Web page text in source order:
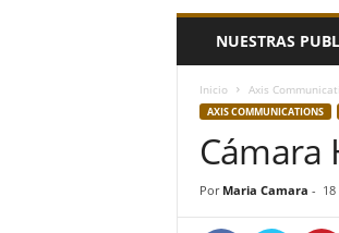
h
y
NUESTRAS
Inicio Axis
AXIS COMMUNICATIONS
Cámara
Por Maria Camara -